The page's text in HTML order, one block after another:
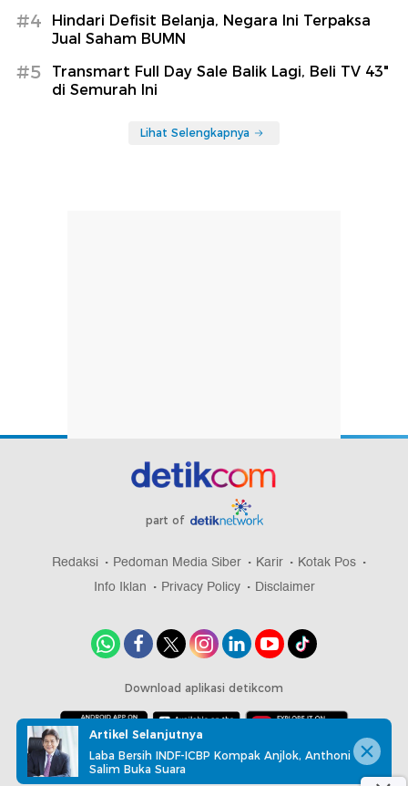
#4
Hindari Defisit Belanja, Negara Ini Terpaksa
Jual Saham BUMN
#5
Transmart Full Day Sale Balik Lagi, Beli TV 43"
di Semurah Ini
Lihat Selengkapnya
part of
Redaksi Pedoman Media Siber Karir
Kotak Pos
Info Iklan
Privacy Policy Disclaimer
Download aplikasi detikcom
Copyright @ 2026 detikcom, All right reserved
Artikel Selanjutnya
Laba Bersih INDF-ICBP Kompak Anjlok, Anthoni
Salim Buka Suara